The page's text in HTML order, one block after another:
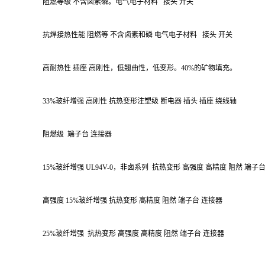
阻燃等级 不含卤素磷。电气电子材料 接头 开关
抗焊接热性能 阻燃等 不含卤素和磷 电气电子材料 接头 开关
高耐热性 插座 高刚性，低翘曲性，低变形。40%的矿物填充。
33%玻纤增强 高刚性 抗热变形注塑级 断电器 插头 插座 绕线轴
阻燃级 端子台 连接器
15%玻纤增强 UL94V-0，非卤系列 抗热变形 高强度 高精度 阻然 端子台
高强度 15%玻纤增强 抗热变形 高精度 阻然 端子台 连接器
25%玻纤增强 抗热变形 高强度 高精度 阻然 端子台 连接器